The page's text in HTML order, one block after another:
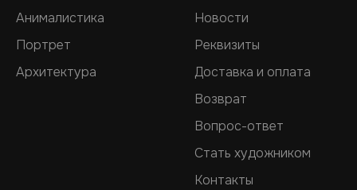
Анималистика
Портрет
Архитектура
Новости
Реквизиты
Доставка и оплата
Возврат
Вопрос-ответ
Стать художником
Контакты